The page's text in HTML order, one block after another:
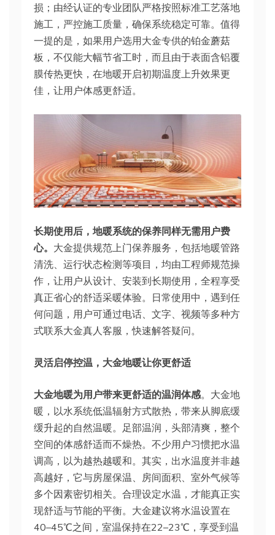
损；由经认证的专业团队严格按照标准工艺落地
施工，严控施工质量，确保系统稳定可靠。值得
一提的是，如果用户选用大金专供的铂金蘑菇
板，不仅能大幅节省工时，而且由于表面含铝覆
膜传热更快，在地暖开启初期温度上升效果更
佳，让用户体感更舒适。
长期使用后，地暖系统的保养同样无需用户费
心。 大金提供规范上门保养服务，包括地暖管路
清洗、运行状态检测等项目，均由工程师规范操
作，让用户从设计、安装到长期使用，全程享受
真正省心的舒适采暖体验。日常使用中，遇到任
何问题，用户可通过电话、文字、视频等多种方
式联系大金真人客服，快速解答疑问。
灵活启停控温，大金地暖让你更舒适
大金地暖为用户带来更舒适的温润体感。大金地
暖，以水系统低温辐射方式散热，带来从脚底缓
缓升起的自然温暖。足部温润，头部清爽，整个
空间的体感舒适而不燥热。不少用户习惯把水温
调高，以为越热越暖和。其实，出水温度并非越
高越好，它与房屋保温、房间面积、室外气候等
多个因素密切相关。合理设定水温，才能真正实
现舒适与节能的平衡。大金建议将水温设置在
40–45℃之间，室温保持在22–23℃，享受到温